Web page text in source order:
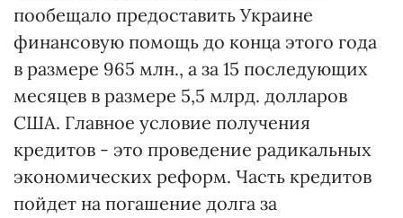
пообещало предоставить Украине
финансовую помощь до конца этого года
в размере 965 млн., а за 15 последующих
месяцев в размере 5,5 млрд. долларов
США. Главное условие получения
кредитов - это проведение радикальных
экономических реформ. Часть кредитов
пойдет на погашение долга за